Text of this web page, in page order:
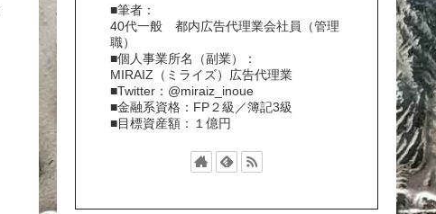
■筆者：
40代一般 都内広告代理業会社員（管理
職）
■個人事業所名（副業）：
MIRAIZ（ミライズ）広告代理業
■Twitter：@miraiz_inoue
■金融系資格：FP２級／簿記3級
■目標資産額：１億円